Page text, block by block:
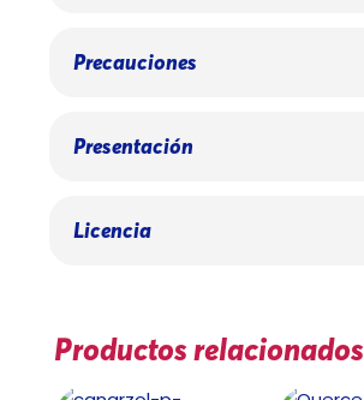
Precauciones
Presentación
Licencia
Productos relacionados